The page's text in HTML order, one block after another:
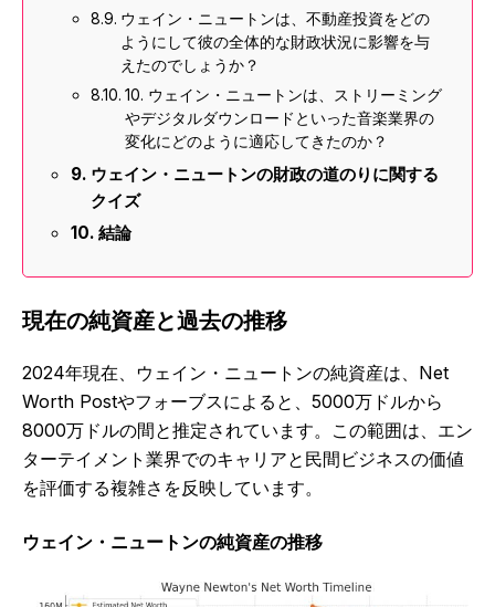
ウェイン・ニュートンは、不動産投資をどの
ようにして彼の全体的な財政状況に影響を与
えたのでしょうか？
10. ウェイン・ニュートンは、ストリーミング
やデジタルダウンロードといった音楽業界の
変化にどのように適応してきたのか？
ウェイン・ニュートンの財政の道のりに関する
クイズ
結論
現在の純資産と過去の推移
2024年現在、ウェイン・ニュートンの純資産は、Net
Worth Postやフォーブスによると、5000万ドルから
8000万ドルの間と推定されています。この範囲は、エン
ターテイメント業界でのキャリアと民間ビジネスの価値
を評価する複雑さを反映しています。
ウェイン・ニュートンの純資産の推移